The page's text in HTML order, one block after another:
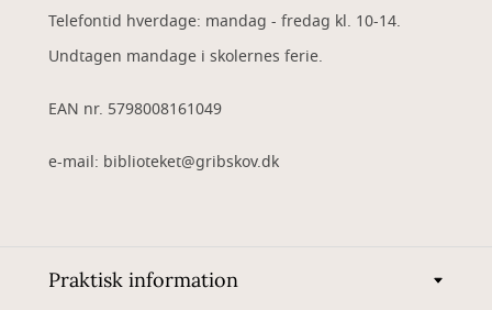
Telefontid hverdage: mandag - fredag kl. 10-14.
Undtagen mandage i skolernes ferie.
EAN nr. 5798008161049
e-mail: biblioteket@gribskov.dk
Praktisk information